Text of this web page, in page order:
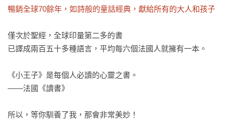
暢銷全球70餘年，如詩般的童話經典，獻給所有的大人和孩子
僅次於聖經，全球印量第二多的書
已譯成兩百五十多種語言，平均每六個法國人就擁有一本。
《小王子》是每個人必讀的心靈之書。
——法國《讀書》
所以，等你馴養了我，那會非常美妙！